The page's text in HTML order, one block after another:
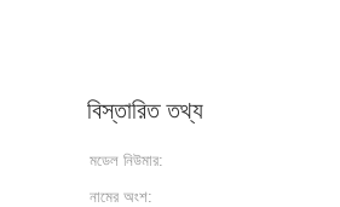
বিস্তারিত তথ্য
মডেল নিউমার:
নামের অংশ: